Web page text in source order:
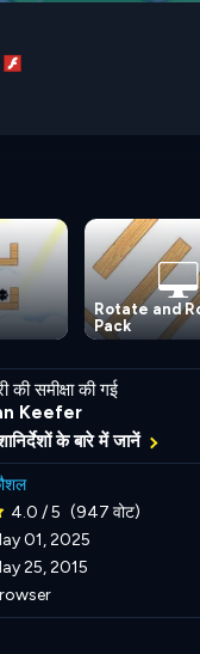
Rotate and
Pack
की समीक्षा की गई
Keefer
के बारे में जानें
4.0 / 5 (947 वोट)
01, 2025
25, 2015